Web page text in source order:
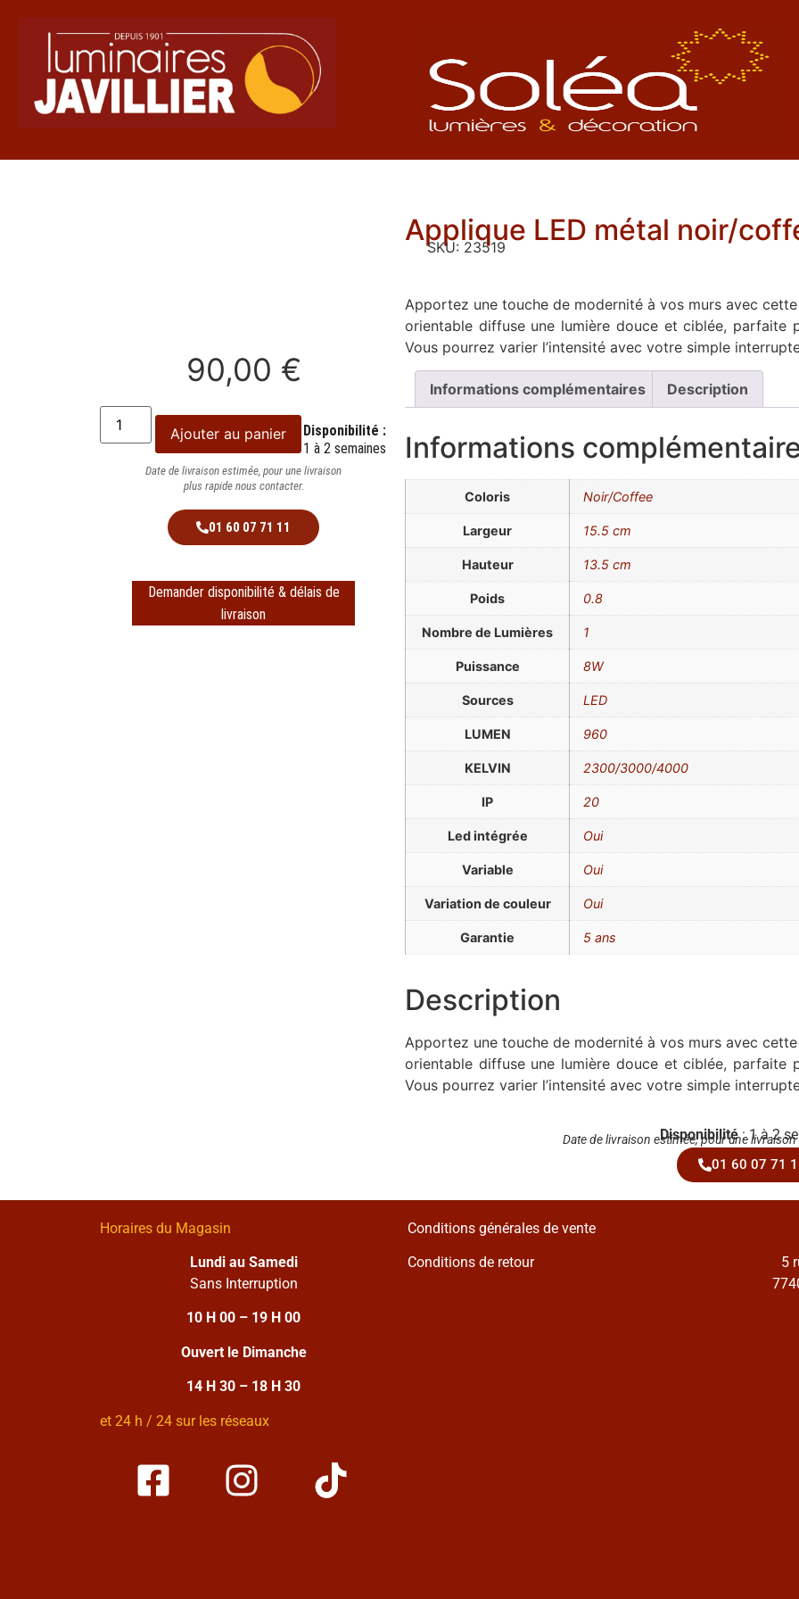
90,00 €
Ajouter au panier
Disponibilité :
1 à 2 semaines
Date de livraison estimée, pour une livraison
plus rapide nous contacter.
01 60 07 71 11
Demander disponibilité & délais de
livraison
Applique LED métal noir/
SKU: 23519
Apportez une touche de modernité à vos murs avec
orientable diffuse une lumière douce et ciblée, parfaite
Vous pourrez varier l’intensité avec votre simple
Informations complémentaires Description
Informations
Coloris Noir/Coffee
Largeur 15.5 cm
Hauteur 13.5 cm
Poids 0.8
Nombre de Lumières 1
Puissance 8W
Sources LED
LUMEN 960
KELVIN 2300/3000/4000
IP 20
Led intégrée Oui
Variable Oui
Variation de couleur Oui
Garantie 5 ans
Description
Apportez une touche de modernité à vos murs avec
orientable diffuse une lumière douce et ciblée, parfaite
Vous pourrez varier l’intensité avec votre simple
Disponibilité: 1 à 2
Date de livraison estimée, pour une
01 60 07 71
Horaires du Magasin
Lundi au Samedi
Sans Interruption
10 H 00 – 19 H 00
Ouvert le Dimanche
14 H 30 – 18 H 30
et 24 h / 24 sur les réseaux
Conditions générales de vente
Conditions de retour
5